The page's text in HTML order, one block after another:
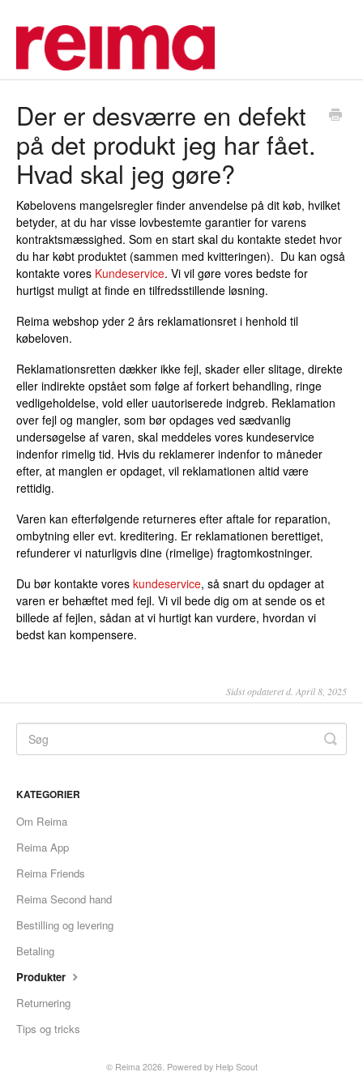
Der er desværre en defekt
på det produkt jeg har fået.
Hvad skal jeg gøre?
Købelovens mangelsregler finder anvendelse på dit køb, hvilket
betyder, at du har visse lovbestemte garantier for varens
kontraktsmæssighed. Som en start skal du kontakte stedet hvor
du har købt produktet (sammen med kvitteringen). Du kan også
kontakte vores Kundeservice. Vi vil gøre vores bedste for
hurtigst muligt at finde en tilfredsstillende løsning.
Reima webshop yder 2 års reklamationsret i henhold til
købeloven.
Reklamationsretten dækker ikke fejl, skader eller slitage, direkte
eller indirekte opstået som følge af forkert behandling, ringe
vedligeholdelse, vold eller uautoriserede indgreb. Reklamation
over fejl og mangler, som bør opdages ved sædvanlig
undersøgelse af varen, skal meddeles vores kundeservice
indenfor rimelig tid. Hvis du reklamerer indenfor to måneder
efter, at manglen er opdaget, vil reklamationen altid være
rettidig.
Varen kan efterfølgende returneres efter aftale for reparation,
ombytning eller evt. kreditering. Er reklamationen berettiget,
refunderer vi naturligvis dine (rimelige) fragtomkostninger.
Du bør kontakte vores kundeservice, så snart du opdager at
varen er behæftet med fejl. Vi vil bede dig om at sende os et
billede af fejlen, sådan at vi hurtigt kan vurdere, hvordan vi
bedst kan kompensere.
Sidst opdateret d. April 8, 2025
KATEGORIER
Om Reima
Reima App
Reima Friends
Reima Second hand
Bestilling og levering
Betaling
Produkter
Returnering
Tips og tricks
© Reima 2026. Powered by Help Scout